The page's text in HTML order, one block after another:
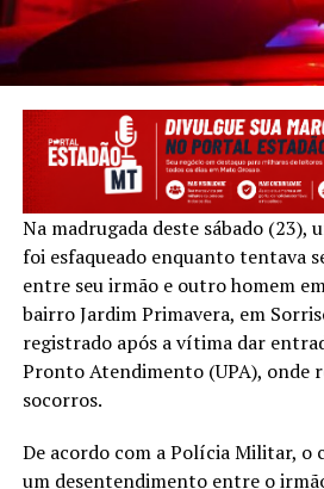
Na madrugada deste sábado (23),
foi esfaqueado enquanto tentava
entre seu irmão e outro homem
bairro Jardim Primavera, em
registrado após a vítima dar
Pronto Atendimento (UPA), onde
socorros.
De acordo com a Polícia Militar, o
um desentendimento entre o